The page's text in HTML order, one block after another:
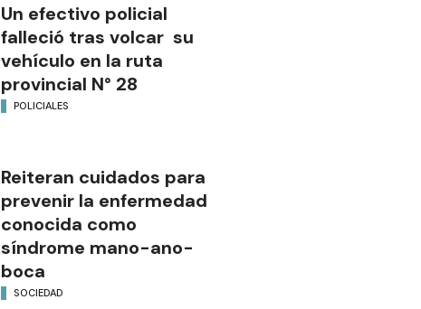
Un efectivo policial
falleció tras volcar su
vehículo en la ruta
provincial N° 28
POLICIALES
Reiteran cuidados para
prevenir la enfermedad
conocida como
síndrome mano-ano-
boca
SOCIEDAD